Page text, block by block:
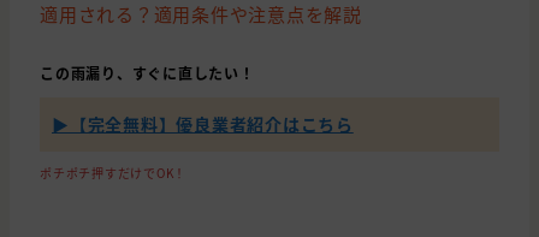
適用される？適用条件や注意点を解説
この雨漏り、すぐに直したい！
▶【完全無料】優良業者紹介はこちら
ポチポチ押すだけでOK！